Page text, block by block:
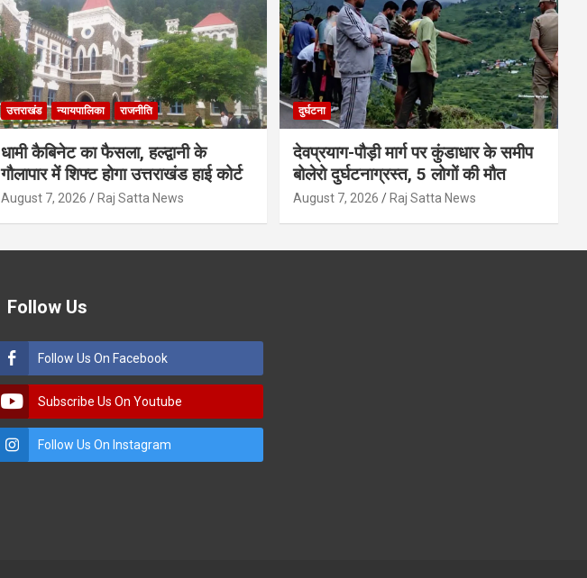
उत्तराखंड न्यायपालिका राजनीति
धामी कैबिनेट का फैसला, हल्द्वानी के
गौलापार में शिफ्ट होगा उत्तराखंड हाई कोर्ट
August 7, 2026 Raj Satta News
दुर्घटना
देवप्रयाग-पौड़ी मार्ग पर कुंडाधार के समीप
बोलेरो दुर्घटनाग्रस्त, 5 लोगों की मौत
August 7, 2026 Raj Satta News
Follow Us
Follow Us On Facebook
Subscribe Us On Youtube
Follow Us On Instagram